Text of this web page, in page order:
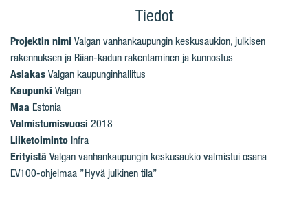
Tiedot
Projektin nimi Valgan vanhankaupungin keskusaukion, julkisen
rakennuksen ja Riian-kadun rakentaminen ja kunnostus
Asiakas Valgan kaupunginhallitus
Kaupunki Valgan
Maa Estonia
Valmistumisvuosi 2018
Liiketoiminto Infra
Erityistä Valgan vanhankaupungin keskusaukio valmistui osana
EV100-ohjelmaa ”Hyvä julkinen tila”